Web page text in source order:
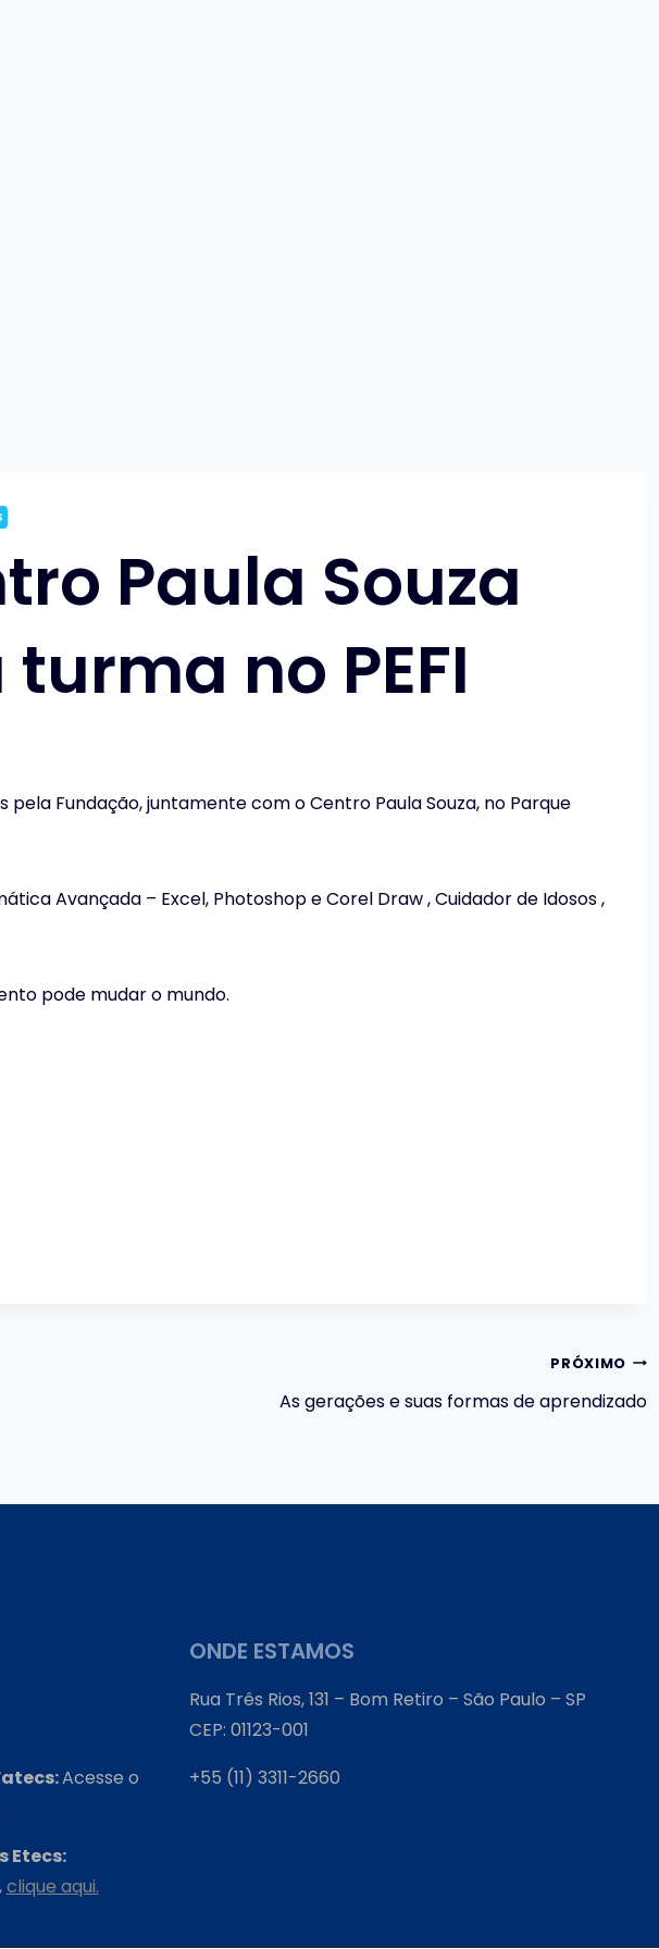
Paula Souza
no PEFI
Fundação, juntamente com o Centro Paula Souza, no Parque
Avançada – Excel, Photoshop e Corel Draw , Cuidador de Idosos ,
pode mudar o mundo.
PRÓXIMO
As gerações e suas formas de aprendizado
Acesse o
Etecs:
clique aqui.
ONDE ESTAMOS
Rua Três Rios, 131 – Bom Retiro – São Paulo – SP
CEP: 01123-001
+55 (11) 3311-2660